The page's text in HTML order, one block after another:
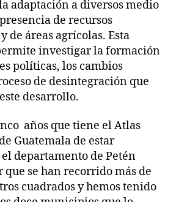
adaptación a diversos medio
de recursos
de áreas agrícolas. Esta
investigar la formación
políticas, los cambios
de desintegración que
desarrollo.
años que tiene el Atlas
Guatemala de estar
departamento de Petén
que se han recorrido más de
cuadrados y hemos tenido